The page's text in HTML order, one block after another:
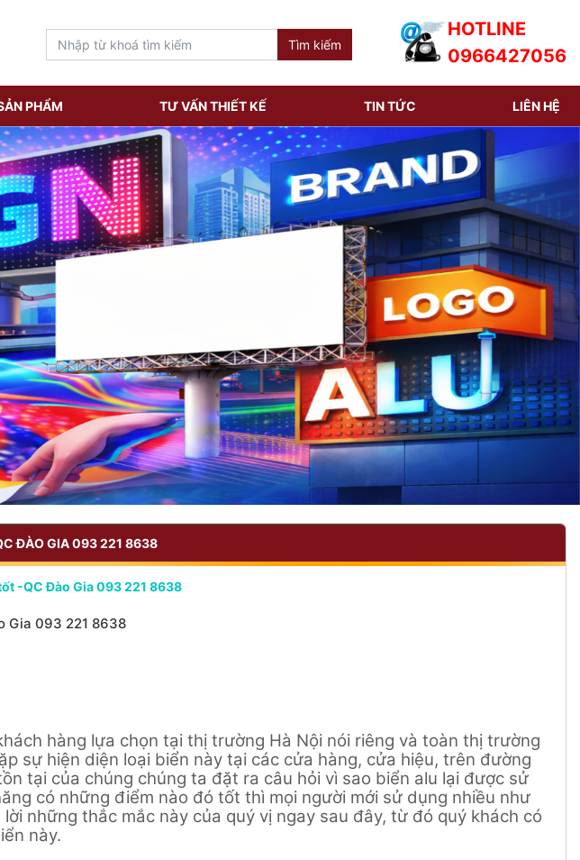
HOTLINE
0966427056
PHẨM TƯ VẤN THIẾT KẾ TIN TỨC LIÊN HỆ
ĐÀO GIA 093 221 8638
-QC Đào Gia 093 221 8638
Gia 093 221 8638
hàng lựa chọn tại thị trường Hà Nội nói riêng và toàn thị trường
sự hiện diện loại biển này tại các cửa hàng, cửa hiệu, trên đường
tại của chúng chúng ta đặt ra câu hỏi vì sao biển alu lại được sử
có những điểm nào đó tốt thì mọi người mới sử dụng nhiều như
những thắc mắc này của quý vị ngay sau đây, từ đó quý khách có
này.